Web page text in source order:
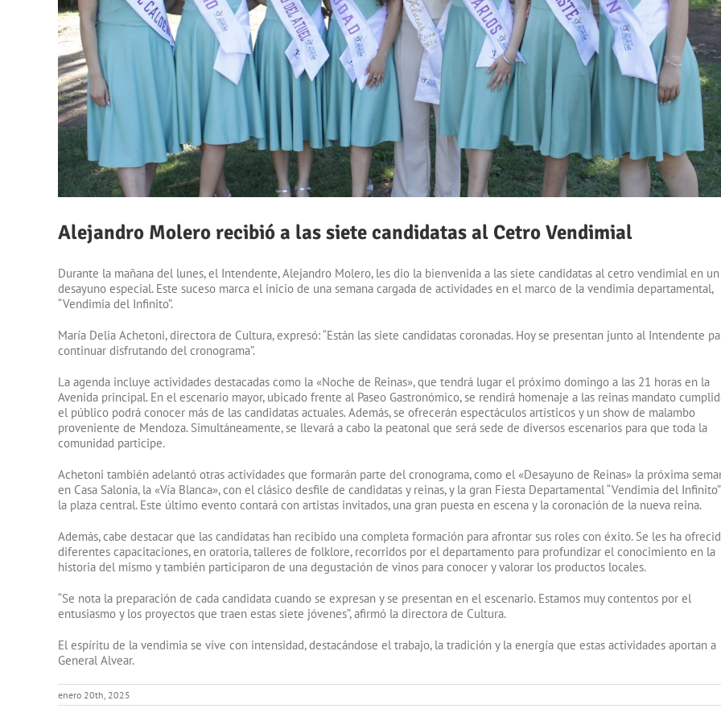
Alejandro Molero recibió a las siete candidatas al Cetro Vendimial
Durante la mañana del lunes, el Intendente, Alejandro Molero, les dio la bienvenida a las siete candidatas al cetro vendimial en un
desayuno especial. Este suceso marca el inicio de una semana cargada de actividades en el marco de la vendimia departamental,
“Vendimia del Infinito”.
María Delia Achetoni, directora de Cultura, expresó: “Están las siete candidatas coronadas. Hoy se presentan junto al Intendente
continuar disfrutando del cronograma”.
La agenda incluye actividades destacadas como la «Noche de Reinas», que tendrá lugar el próximo domingo a las 21 horas en la
Avenida principal. En el escenario mayor, ubicado frente al Paseo Gastronómico, se rendirá homenaje a las reinas mandato
el público podrá conocer más de las candidatas actuales. Además, se ofrecerán espectáculos artísticos y un show de malambo
proveniente de Mendoza. Simultáneamente, se llevará a cabo la peatonal que será sede de diversos escenarios para que toda la
comunidad participe.
Achetoni también adelantó otras actividades que formarán parte del cronograma, como el «Desayuno de Reinas» la próxima
en Casa Salonia, la «Vía Blanca», con el clásico desfile de candidatas y reinas, y la gran Fiesta Departamental “Vendimia del
la plaza central. Este último evento contará con artistas invitados, una gran puesta en escena y la coronación de la nueva reina.
Además, cabe destacar que las candidatas han recibido una completa formación para afrontar sus roles con éxito. Se les ha
diferentes capacitaciones, en oratoria, talleres de folklore, recorridos por el departamento para profundizar el conocimiento en la
historia del mismo y también participaron de una degustación de vinos para conocer y valorar los productos locales.
“Se nota la preparación de cada candidata cuando se expresan y se presentan en el escenario. Estamos muy contentos por el
entusiasmo y los proyectos que traen estas siete jóvenes”, afirmó la directora de Cultura.
El espíritu de la vendimia se vive con intensidad, destacándose el trabajo, la tradición y la energía que estas actividades aportan a
General Alvear.
enero 20th, 2025